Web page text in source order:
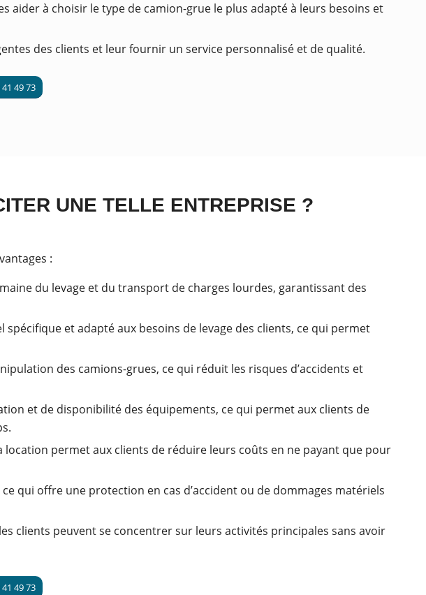
aider à choisir le type de camion-grue le plus adapté à leurs besoins et
des clients et leur fournir un service personnalisé et de qualité.
49 73
UNE TELLE ENTREPRISE ?
:
du levage et du transport de charges lourdes, garantissant des
et adapté aux besoins de levage des clients, ce qui permet
des camions-grues, ce qui réduit les risques d’accidents et
et de disponibilité des équipements, ce qui permet aux clients de
location permet aux clients de réduire leurs coûts en ne payant que pour
qui offre une protection en cas d’accident ou de dommages matériels
clients peuvent se concentrer sur leurs activités principales sans avoir
49 73